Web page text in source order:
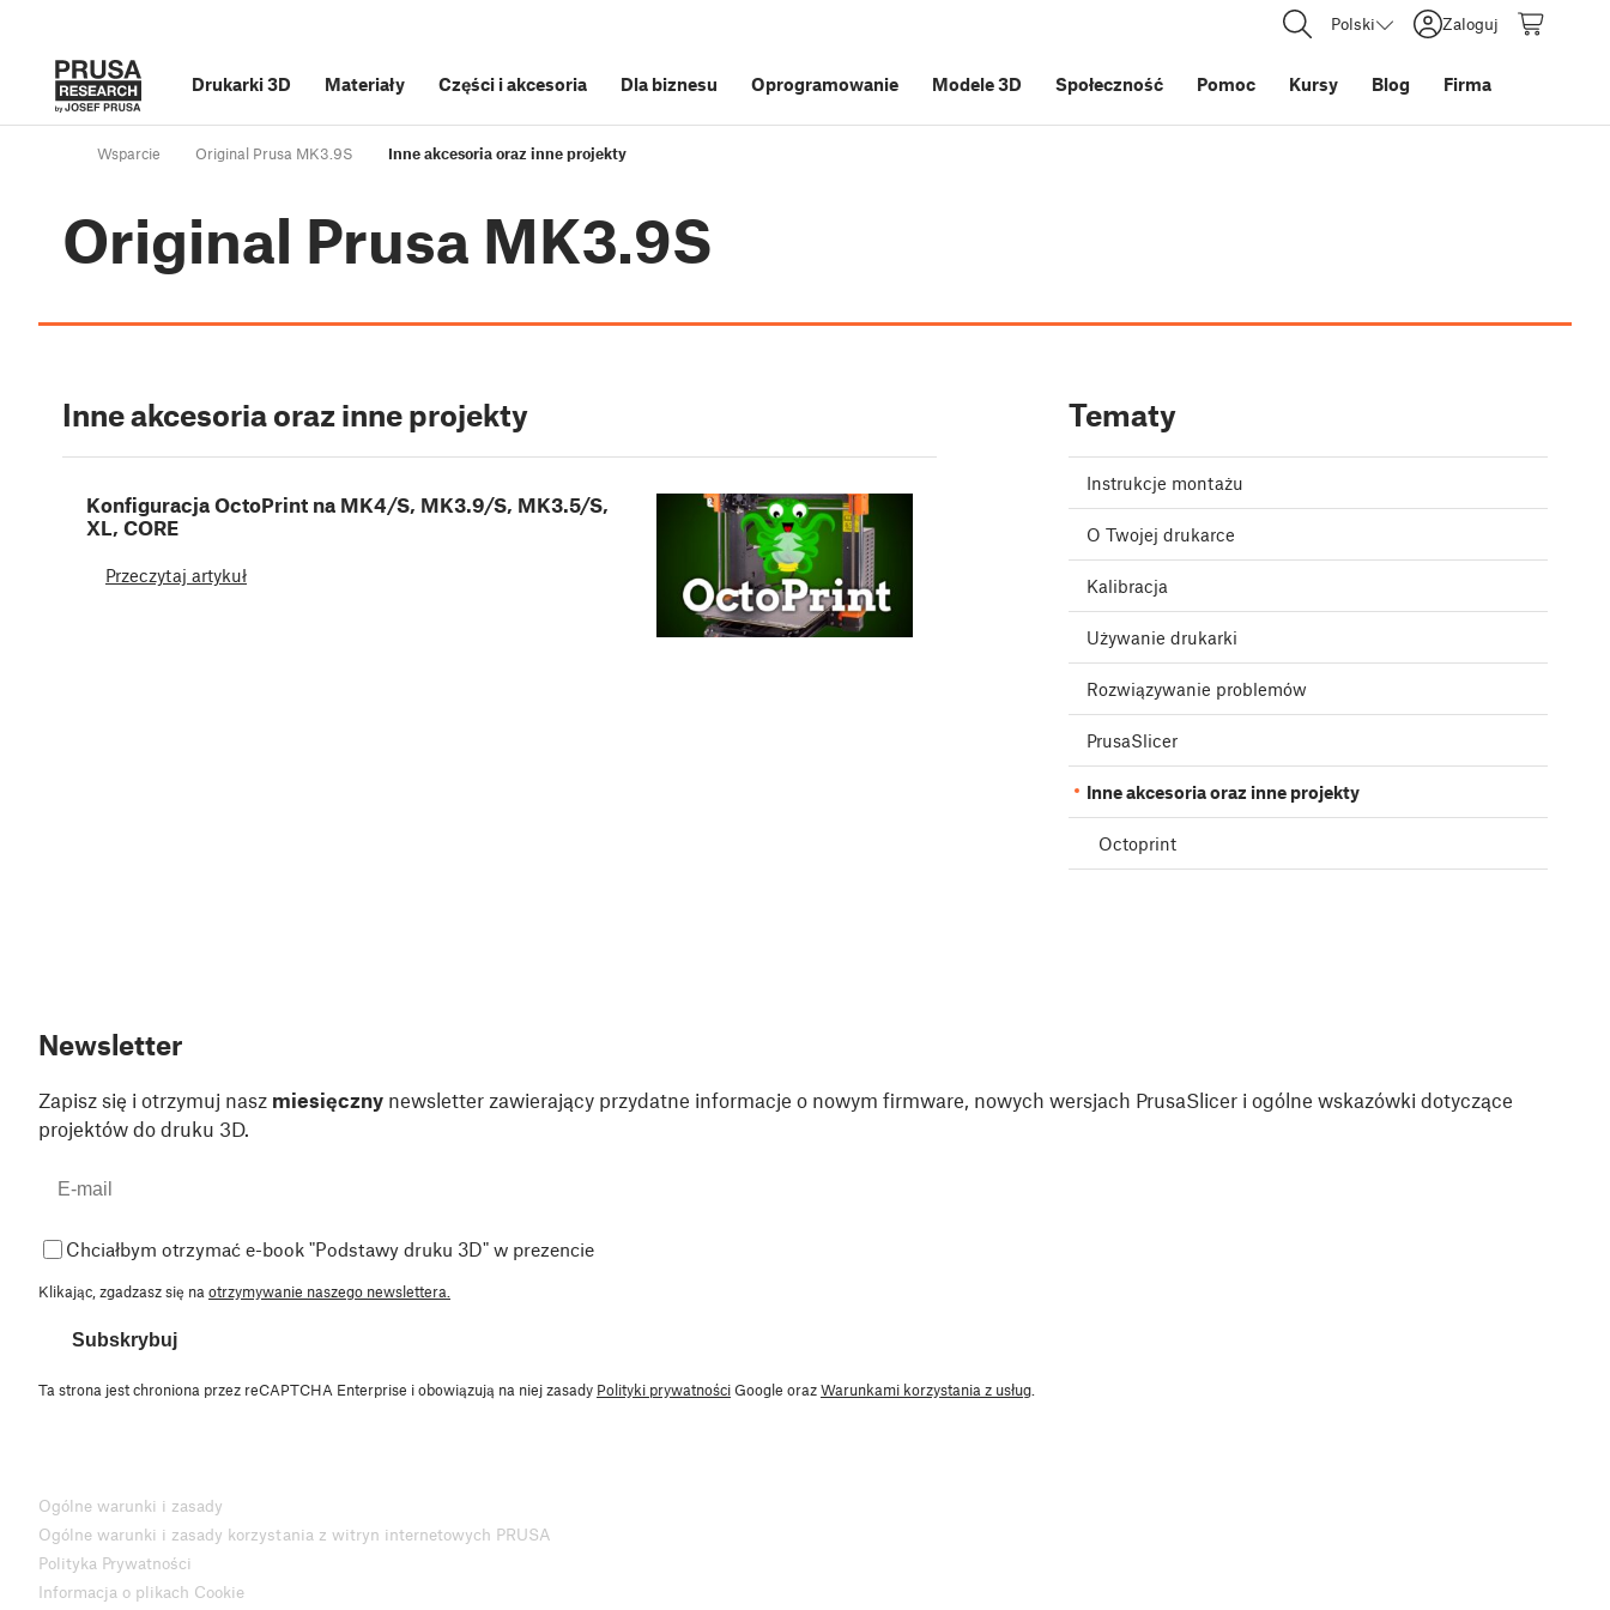
Polski Zaloguj
Drukarki 3D Materiały Części i akcesoria Dla biznesu Oprogramowanie Modele 3D Społeczność Pomoc Kursy Blog Firma
Wsparcie Original Prusa MK3.9S Inne akcesoria oraz inne projekty
Original Prusa MK3.9S
Inne akcesoria oraz inne projekty
Konfiguracja OctoPrint na MK4/S, MK3.9/S, MK3.5/S,
XL, CORE
Przeczytaj artykuł
Tematy
Instrukcje montażu
O Twojej drukarce
Kalibracja
Używanie drukarki
Rozwiązywanie problemów
PrusaSlicer
Inne akcesoria oraz inne projekty
Octoprint
Newsletter
Zapisz się i otrzymuj nasz miesięczny newsletter zawierający przydatne informacje o nowym firmware, nowych wersjach PrusaSlicer i ogólne wskazówki dotyczące
projektów do druku 3D.
Chciałbym otrzymać e-book "Podstawy druku 3D" w prezencie
Klikając, zgadzasz się na otrzymywanie naszego newslettera.
Subskrybuj
Ta strona jest chroniona przez reCAPTCHA Enterprise i obowiązują na niej zasady Polityki prywatnościGoogle orazWarunkami korzystania z usług
Ogólne warunki i zasady
Ogólne warunki i zasady korzystania z witryn internetowych PRUSA
Polityka Prywatności
Informacja o plikach Cookie